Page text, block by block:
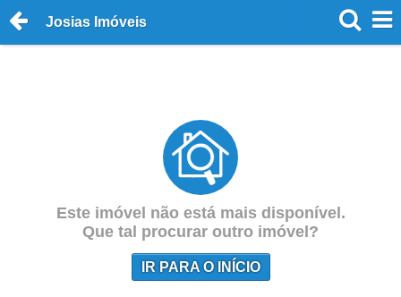
Josias Imóveis
Este imóvel não está mais disponível.
Que tal procurar outro imóvel?
IR PARA O INÍCIO